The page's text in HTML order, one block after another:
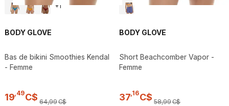
+1
BODY GLOVE
Bas de bikini Smoothies Kendal
- Femme
19 49C$ 64,99C$
BODY GLOVE
Short Beachcomber Vapor -
Femme
37 16C$ 58,99C$